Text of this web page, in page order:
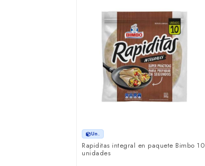
Un.
Rapiditas integral en paquete Bimbo 10
unidades